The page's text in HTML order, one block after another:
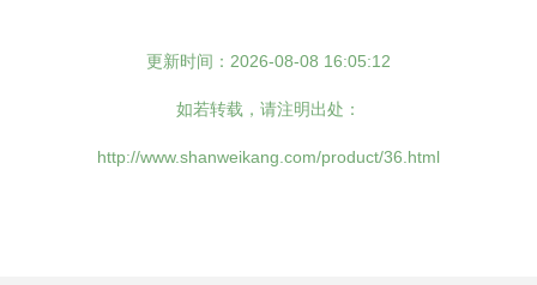
更新时间：2026-08-08 16:05:12
如若转载，请注明出处：
http://www.shanweikang.com/product/36.html